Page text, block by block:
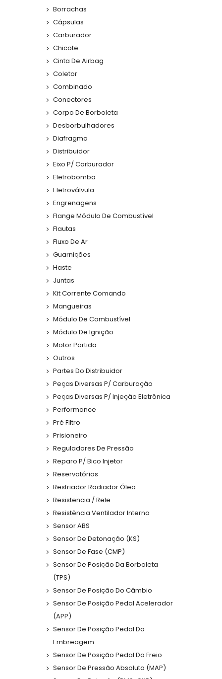
Borrachas
Cápsulas
Carburador
Chicote
Cinta De Airbag
Coletor
Combinado
Conectores
Corpo De Borboleta
Desborbulhadores
Diafragma
Distribuidor
Eixo P/ Carburador
Eletrobomba
Eletroválvula
Engrenagens
Flange Módulo De Combustível
Flautas
Fluxo De Ar
Guarnições
Haste
Juntas
Kit Corrente Comando
Mangueiras
Módulo De Combustível
Módulo De Ignição
Motor Partida
Outros
Partes Do Distribuidor
Peças Diversas P/ Carburação
Peças Diversas P/ Injeção Eletrônica
Performance
Pré Filtro
Prisioneiro
Reguladores De Pressão
Reparo P/ Bico Injetor
Reservatórios
Resfriador Radiador Óleo
Resistencia / Rele
Resistência Ventilador Interno
Sensor ABS
Sensor De Detonação (KS)
Sensor De Fase (CMP)
Sensor De Posição Da Borboleta
(TPS)
Sensor De Posição Do Câmbio
Sensor De Posição Pedal Acelerador
(APP)
Sensor De Posição Pedal Da
Embreagem
Sensor De Posição Pedal Do Freio
Sensor De Pressão Absoluta (MAP)